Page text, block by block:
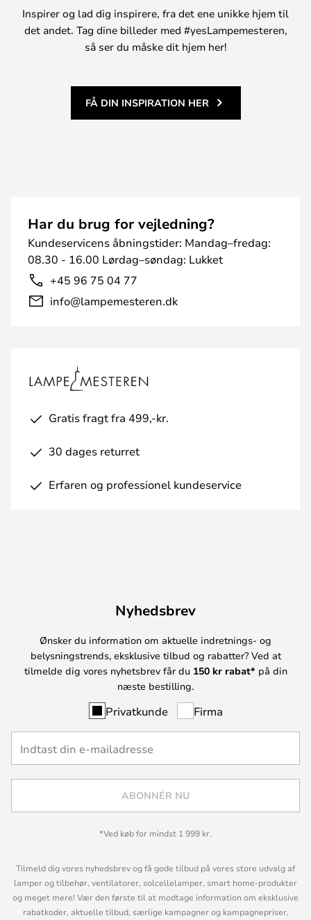
Inspirer og lad dig inspirere, fra det ene unikke hjem til
det andet. Tag dine billeder med #yesLampemesteren,
så ser du måske dit hjem her!
FÅ DIN INSPIRATION HER
Har du brug for vejledning?
Kundeservicens åbningstider: Mandag–fredag:
08.30 - 16.00 Lørdag–søndag: Lukket
+45 96 75 04 77
info@lampemesteren.dk
Gratis fragt fra 499,-kr.
30 dages returret
Erfaren og professionel kundeservice
Nyhedsbrev
Ønsker du information om aktuelle indretnings- og
belysningstrends, eksklusive tilbud og rabatter? Ved at
tilmelde dig vores nyhetsbrev får du 150 kr rabat* på din
næste bestilling.
Privatkunde Firma
ABONNÉR NU
*Ved køb for mindst 1 999 kr.
Tilmeld dig vores nyhedsbrev og få gode tilbud på vores store udvalg af
lamper og tilbehør, ventilatorer, solcellelamper, smart home-produkter
og meget mere! Vær den første til at modtage information om eksklusive
rabatkoder, aktuelle tilbud, særlige kampagner og kampagnepriser,